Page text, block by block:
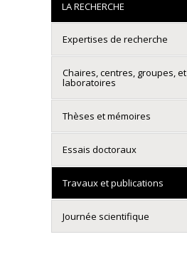
LA RECHERCHE
Expertises de recherche
Chaires, centres, groupes, et
laboratoires
Thèses et mémoires
Essais doctoraux
Travaux et publications
Journée scientifique